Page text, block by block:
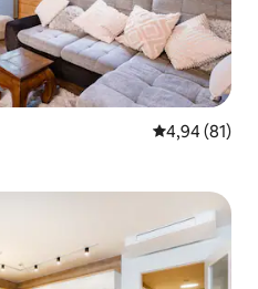
4,94 de uma
4,94 (81)